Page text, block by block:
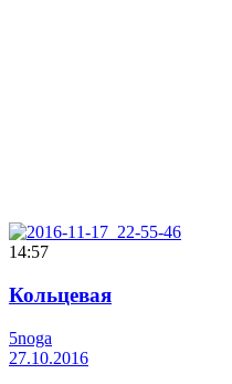
14:57
Кольцевая
5noga
27.10.2016